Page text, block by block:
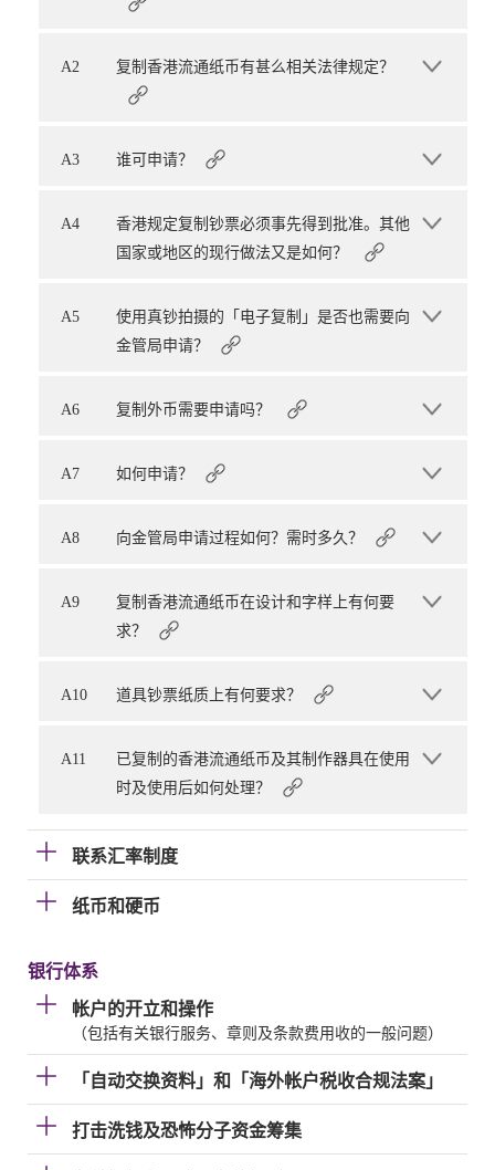
A2 复制香港流通纸币有甚么相关法律规定？
A3 谁可申请？
A4
香港规定复制钞票必须事先得到批准。其他
国家或地区的现行做法又是如何？
A5
使用真钞拍摄的「电子复制」是否也需要向
金管局申请？
A6 复制外币需要申请吗？
A7 如何申请？
A8 向金管局申请过程如何？需时多久？
A9
复制香港流通纸币在设计和字样上有何要
求？
A10 道具钞票纸质上有何要求？
A11
已复制的香港流通纸币及其制作器具在使用
时及使用后如何处理？
联系汇率制度
纸币和硬币
银行体系
帐户的开立和操作
（包括有关银行服务、章则及条款费用收的一般问题）
「自动交换资料」和「海外帐户税收合规法案」
打击洗钱及恐怖分子资金筹集